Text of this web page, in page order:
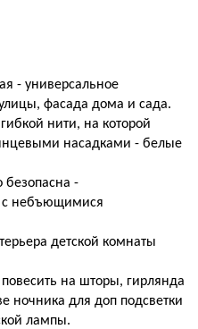
- универсальное
фасада дома и сада.
нити, на которой
насадками - белые
безопасна -
с небъющимися
детской комнаты
на шторы, гирлянда
ночника для доп подсветки
лампы.